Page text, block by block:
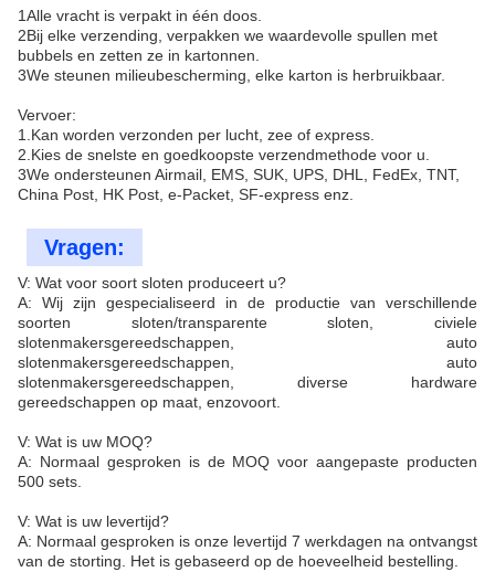
1Alle vracht is verpakt in één doos.
2Bij elke verzending, verpakken we waardevolle spullen met
bubbels en zetten ze in kartonnen.
3We steunen milieubescherming, elke karton is herbruikbaar.
Vervoer:
1.Kan worden verzonden per lucht, zee of express.
2.Kies de snelste en goedkoopste verzendmethode voor u.
3We ondersteunen Airmail, EMS, SUK, UPS, DHL, FedEx, TNT,
China Post, HK Post, e-Packet, SF-express enz.
Vragen:
V: Wat voor soort sloten produceert u?
A: Wij zijn gespecialiseerd in de productie van verschillende
soorten sloten/transparente sloten, civiele
slotenmakersgereedschappen, auto
slotenmakersgereedschappen, auto
slotenmakersgereedschappen, diverse hardware
gereedschappen op maat, enzovoort.
V: Wat is uw MOQ?
A: Normaal gesproken is de MOQ voor aangepaste producten
500 sets.
V: Wat is uw levertijd?
A: Normaal gesproken is onze levertijd 7 werkdagen na ontvangst
van de storting. Het is gebaseerd op de hoeveelheid bestelling.